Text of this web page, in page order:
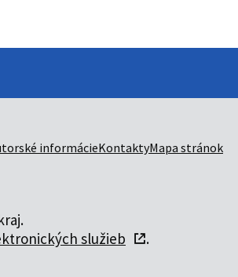
informácieKontaktyMapa stránok
služieb .